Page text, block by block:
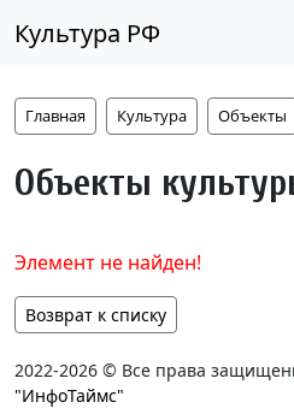
Культура РФ
Главная Культура Объекты
Объекты
Элемент не найден!
Возврат к списку
2022-2026 © Все права
"ИнфоТаймс"